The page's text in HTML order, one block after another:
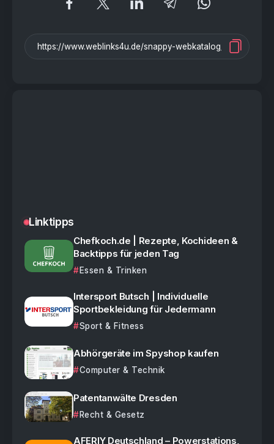
Linktipps
Chefkoch.de | Rezepte, Kochideen &
Backtipps für jeden Tag
Essen & Trinken
Intersport Butsch | Individuelle
Sportbekleidung für Jedermann
Sport & Fitness
Abhörgeräte im Spyshop kaufen
Computer & Technik
Patentanwälte Dresden
Recht & Gesetz
AFERIY Deutschland – Powerstations,